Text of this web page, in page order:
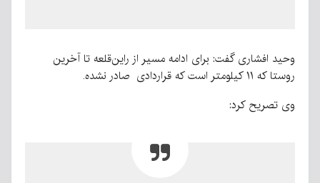
وحید افشاری گفت: برای ادامه مسیر از راین‌قلعه تا آخرین
روستا که ۱۱ کیلومتر است که قراردادی صادر نشده.
وی تصریح کرد: